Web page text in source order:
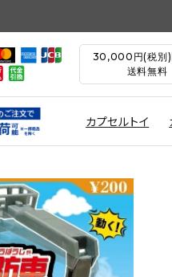
30,000円(税別)
送料無料
カプセルトイ